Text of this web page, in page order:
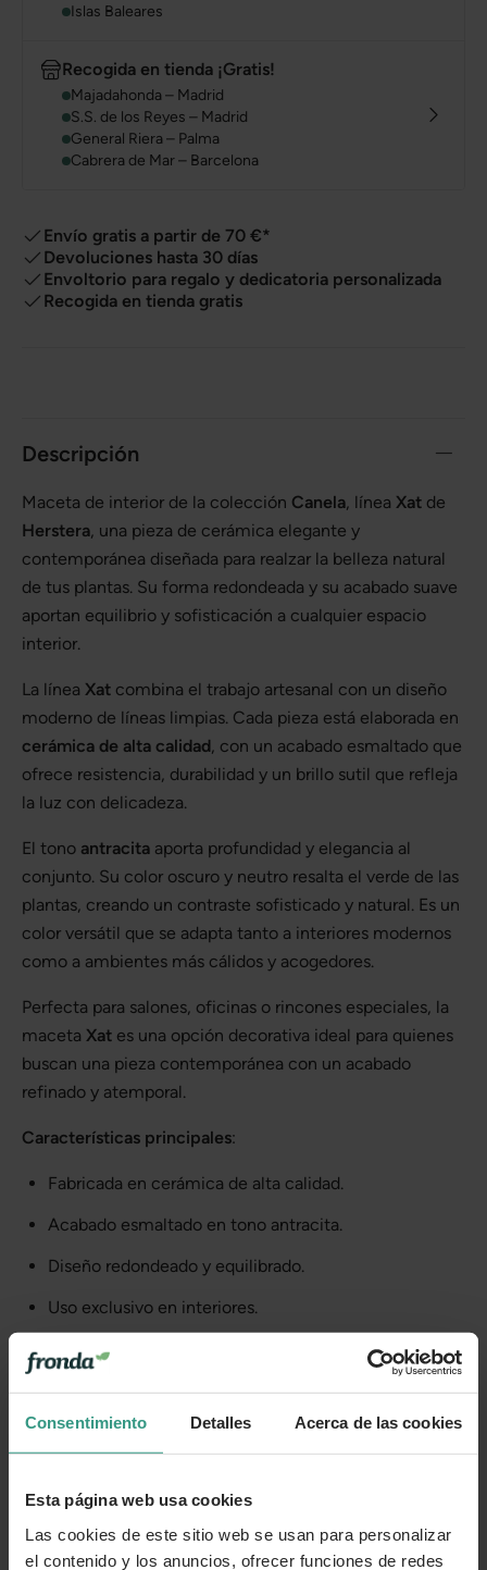
Consentimiento Detalles Acerca de las cookies
Esta página web usa cookies
Las cookies de este sitio web se usan para personalizar
el contenido y los anuncios, ofrecer funciones de redes
Islas Baleares
Recogida en tienda ¡Gratis!
Majadahonda – Madrid
S.S. de los Reyes – Madrid
General Riera – Palma
Cabrera de Mar – Barcelona
Envío gratis a partir de 70 €*
Devoluciones hasta 30 días
Envoltorio para regalo y dedicatoria personalizada
Recogida en tienda gratis
Descripción
Maceta de interior de la colección Canela, línea Xat de
Herstera, una pieza de cerámica elegante y
contemporánea diseñada para realzar la belleza natural
de tus plantas. Su forma redondeada y su acabado suave
aportan equilibrio y sofisticación a cualquier espacio
interior.
La línea Xat combina el trabajo artesanal con un diseño
moderno de líneas limpias. Cada pieza está elaborada en
cerámica de alta calidad, con un acabado esmaltado que
ofrece resistencia, durabilidad y un brillo sutil que refleja
la luz con delicadeza.
El tono antracita aporta profundidad y elegancia al
conjunto. Su color oscuro y neutro resalta el verde de las
plantas, creando un contraste sofisticado y natural. Es un
color versátil que se adapta tanto a interiores modernos
como a ambientes más cálidos y acogedores.
Perfecta para salones, oficinas o rincones especiales, la
maceta Xat es una opción decorativa ideal para quienes
buscan una pieza contemporánea con un acabado
refinado y atemporal.
Características principales:
Fabricada en cerámica de alta calidad.
Acabado esmaltado en tono antracita.
Diseño redondeado y equilibrado.
Uso exclusivo en interiores.
Ideal para salones, oficinas y espacios modernos.
¿Qué tamaño de maceta elegir?
Para garantizar que tu planta se ajuste perfectamente, te
recomendamos elegir una maceta cuyo diámetro sea unos